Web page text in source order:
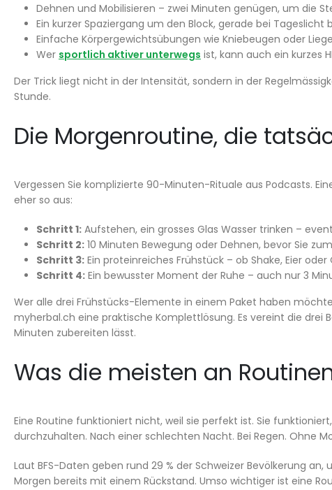
Dehnen und Mobilisieren – zwei Minuten genügen, um die
Ein kurzer Spaziergang um den Block, gerade bei
Einfache Körpergewichtsübungen wie Kniebeugen oder
Wer sportlich aktiver unterwegs ist, kann auch ein kurzes
Der Trick liegt nicht in der Intensität, sondern in der
Stunde.
Die Morgenroutine, die
Vergessen Sie komplizierte 90-Minuten-Rituale aus Podcasts.
eher so aus:
Schritt 1: Aufstehen, ein grosses Glas Wasser trinken –
Schritt 2: 10 Minuten Bewegung oder Dehnen, bevor Sie
Schritt 3: Ein proteinreiches Frühstück – ob Shake, Eier
Schritt 4: Ein bewusster Moment der Ruhe – auch nur 3
Wer alle drei Frühstücks-Elemente in einem Paket haben
myherbal.ch eine praktische Komplettlösung. Es vereint die
Minuten zubereiten lässt.
Was die meisten an
Eine Routine funktioniert nicht, weil sie perfekt ist. Sie
durchzuhalten. Nach einer schlechten Nacht. Bei Regen. Ohne
Laut BFS-Daten geben rund 29 % der Schweizer Bevölkerung
Morgen bereits mit einem Rückstand. Umso wichtiger ist eine